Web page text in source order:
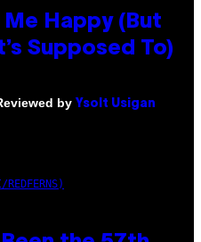
Happy (But
Supposed To)
by Ysolt Usigan